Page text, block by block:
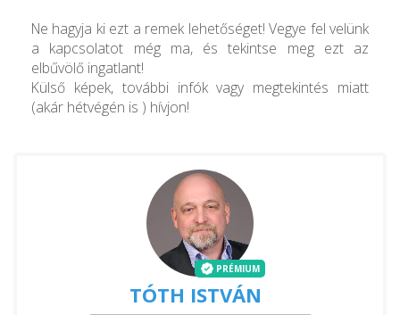
Ne hagyja ki ezt a remek lehetőséget! Vegye fel velünk
a kapcsolatot még ma, és tekintse meg ezt az
elbűvölő ingatlant!
Külső képek, további infók vagy megtekintés miatt
(akár hétvégén is ) hívjon!
PRÉMIUM
TÓTH ISTVÁN